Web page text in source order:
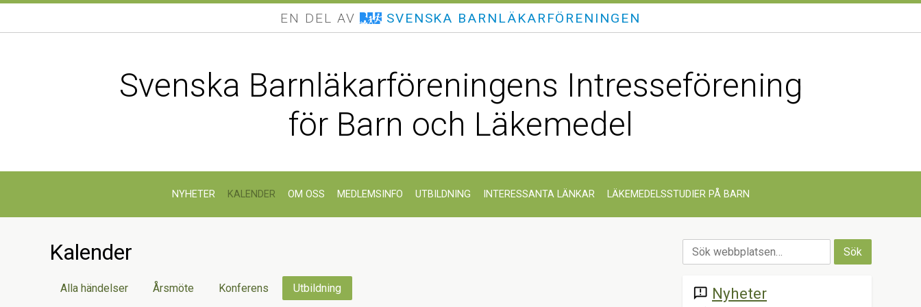
EN DEL AV SVENSKA BARNLÄKARFÖRENINGEN
Svenska Barnläkarföreningens Intresseförening
för Barn och Läkemedel
NYHETER KALENDER OM OSS MEDLEMSINFO UTBILDNING INTERESSANTA LÄNKAR LÄKEMEDELSSTUDIER PÅ BARN
Kalender
Alla händelser Årsmöte Konferens Utbildning announcement Nyheter